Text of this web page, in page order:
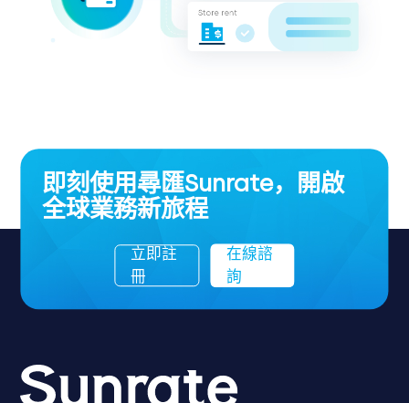
即刻使用尋匯Sunrate，開啟
全球業務新旅程
立即註
冊
在線諮
詢